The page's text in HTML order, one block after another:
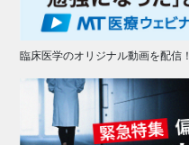
臨床医学のオリジナル動画を配信！